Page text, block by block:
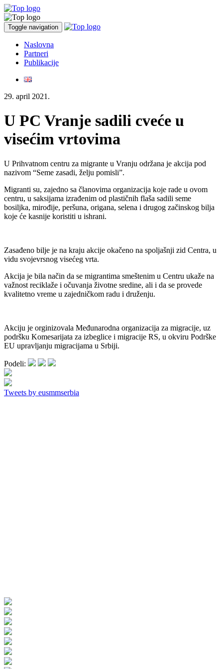
Toggle navigation
Naslovna
Partneri
Publikacije
29. april 2021.
U PC Vranje sadili cveće u
visećim vrtovima
U Prihvatnom centru za migrante u Vranju održana je akcija pod
nazivom “Seme zasadi, želju pomisli”.
Migranti su, zajedno sa članovima organizacija koje rade u ovom
centru, u saksijama izrađenim od plastičnih flaša sadili seme
bosiljka, mirođije, peršuna, origana, selena i drugog začinskog bilja
koje će kasnije koristiti u ishrani.
Zasađeno bilje je na kraju akcije okačeno na spoljašnji zid Centra, u
vidu svojevrsnog visećeg vrta.
Akcija je bila način da se migrantima smeštenim u Centru ukaže na
važnost reciklaže i očuvanja životne sredine, ali i da se provede
kvalitetno vreme u zajedničkom radu i druženju.
Akciju je orginizovala Međunarodna organizacija za migracije, uz
podršku Komesarijata za izbeglice i migracije RS, u okviru Podrške
EU upravljanju migracijama u Srbiji.
Podeli:
Tweets by eusmmserbia